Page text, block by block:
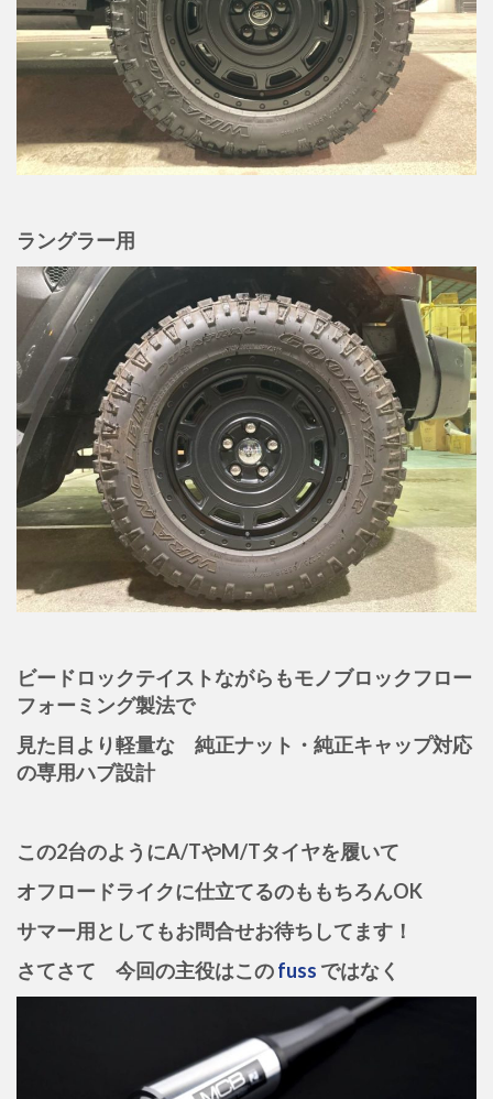
ラングラー用
ビードロックテイストながらもモノブロックフロー
フォーミング製法で
見た目より軽量な 純正ナット・純正キャップ対応
の専用ハブ設計
この2台のようにA/TやM/Tタイヤを履いて
オフロードライクに仕立てるのももちろんOK
サマー用としてもお問合せお待ちしてます！
さてさて 今回の主役はこのfuss ではなく